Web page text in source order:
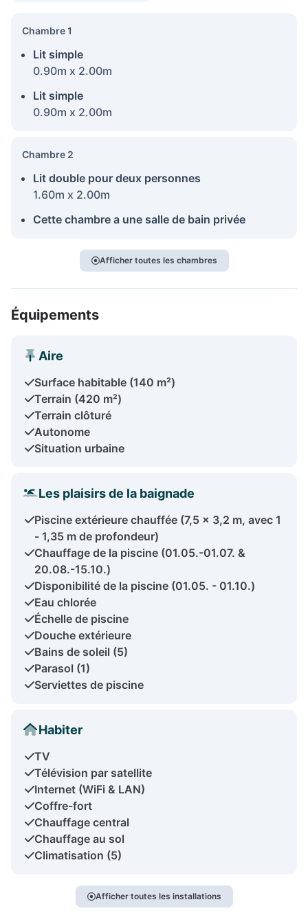
Chambre 1
Lit simple
0.90m x 2.00m
Lit simple
0.90m x 2.00m
Chambre 2
Lit double pour deux personnes
1.60m x 2.00m
Cette chambre a une salle de bain privée
Afficher toutes les chambres
Équipements
Aire
Surface habitable (140 m²)
Terrain (420 m²)
Terrain clôturé
Autonome
Situation urbaine
Les plaisirs de la baignade
Piscine extérieure chauffée (7,5 x 3,2 m, avec 1
- 1,35 m de profondeur)
Chauffage de la piscine (01.05.-01.07. &
20.08.-15.10.)
Disponibilité de la piscine (01.05. - 01.10.)
Eau chlorée
Échelle de piscine
Douche extérieure
Bains de soleil (5)
Parasol (1)
Serviettes de piscine
Habiter
TV
Télévision par satellite
Internet (WiFi & LAN)
Coffre-fort
Chauffage central
Chauffage au sol
Climatisation (5)
Afficher toutes les installations